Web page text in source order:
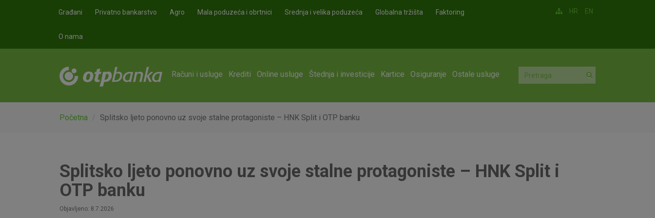
Građani Privatno bankarstvo Agro Mala poduzeća i obrtnici Srednja i velika poduzeća Globalna tržišta Faktoring
O nama
HR EN
Računi i usluge Krediti Online usluge Štednja i investicije Kartice Osiguranje Ostale usluge
Početna Splitsko ljeto ponovno uz svoje stalne protagoniste – HNK Split i OTP banku
Splitsko ljeto ponovno uz svoje stalne protagoniste – HNK Split i
OTP banku
Objavljeno: 8.7.2026